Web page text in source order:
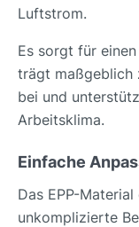
Luftstrom.
Es sorgt für
trägt maßgeblich
bei und
Arbeitsklima.
Einfache
Das EPP-
unkomplizierte